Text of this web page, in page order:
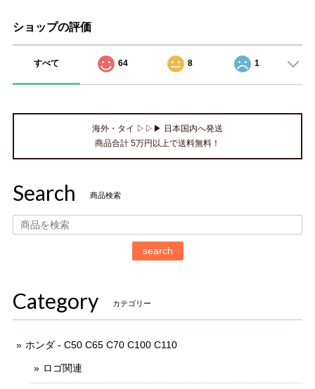
ショップの評価
すべて 64 8 1
海外・タイ ▷▷▶ 日本国内へ発送
商品合計 5万円以上で送料無料！
Search 商品検索
search
Category カテゴリー
ホンダ - C50 C65 C70 C100 C110
ロゴ関連